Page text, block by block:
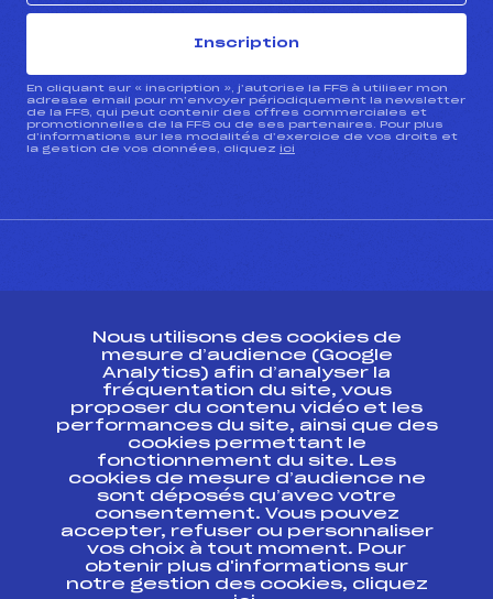
Inscription
En cliquant sur « inscription », j’autorise la FFS à utiliser mon
adresse email pour m’envoyer périodiquement la newsletter
de la FFS, qui peut contenir des offres commerciales et
promotionnelles de la FFS ou de ses partenaires. Pour plus
d’informations sur les modalités d’exercice de vos droits et
la gestion de vos données, cliquez ici
Ressources
Pass’Neige
Projet sportif fédéral
Projet de performance fédéral
Antidopage
Pôle Développement, Formation, Suivi
Scientifique
Listes ministérielles
Pôle vie de l’athlète
Nous utilisons des cookies de
mesure d’audience (Google
Analytics) afin d’analyser la
fréquentation du site, vous
proposer du contenu vidéo et les
performances du site, ainsi que des
cookies permettant le
fonctionnement du site. Les
cookies de mesure d’audience ne
sont déposés qu’avec votre
consentement. Vous pouvez
accepter, refuser ou personnaliser
vos choix à tout moment. Pour
obtenir plus d'informations sur
notre gestion des cookies, cliquez